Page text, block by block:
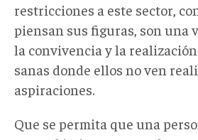
restricciones a este sector,
piensan sus figuras, son una
la convivencia y la
sanas donde ellos no ven
aspiraciones.
Que se permita que una